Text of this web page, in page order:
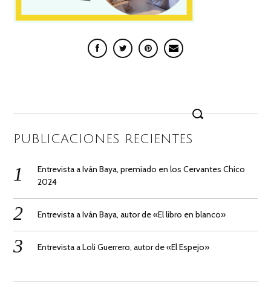
for:
PUBLICACIONES RECIENTES
Entrevista a Iván Baya, premiado en los Cervantes Chico
2024
Entrevista a Iván Baya, autor de «El libro en blanco»
Entrevista a Loli Guerrero, autor de «El Espejo»